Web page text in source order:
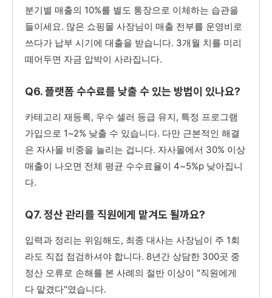
분기별 매출의 10%를 별도 통장으로 이체하는 습관을
들이세요. 많은 쇼핑몰 사장님이 매출 전부를 운영비로
쓰다가 납부 시기에 대출을 받습니다. 3개월 치를 미리
떼어두면 자금 압박이 사라집니다.
Q6. 플랫폼 수수료를 낮출 수 있는 방법이 있나요?
카테고리 재등록, 우수 셀러 등급 유지, 특정 프로그램
가입으로 1~2% 낮출 수 있습니다. 다만 근본적인 해결
은 자사몰 비중을 늘리는 겁니다. 자사몰에서 30% 이상
매출이 나오면 전체 평균 수수료율이 4~5%p 낮아집니
다.
Q7. 정산 관리를 직원에게 맡겨도 될까요?
입력과 정리는 위임해도, 최종 대사는 사장님이 주 1회
라도 직접 점검하셔야 합니다. 8년간 상담한 300곳 중
정산 오류로 손해를 본 사례의 절반 이상이 "직원에게
다 맡겼다"였습니다.